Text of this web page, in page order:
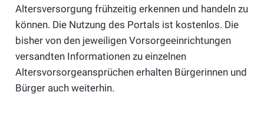
Altersversorgung frühzeitig erkennen und handeln zu
können. Die Nutzung des Portals ist kostenlos. Die
bisher von den jeweiligen Vorsorgeeinrichtungen
versandten Informationen zu einzelnen
Altersvorsorgeansprüchen erhalten Bürgerinnen und
Bürger auch weiterhin.